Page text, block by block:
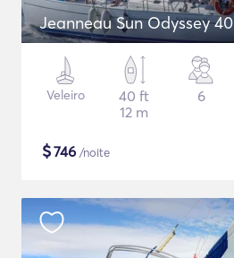
Jeanneau Sun Odyssey 40
Veleiro
40 ft
12 m
6
$746 /noite